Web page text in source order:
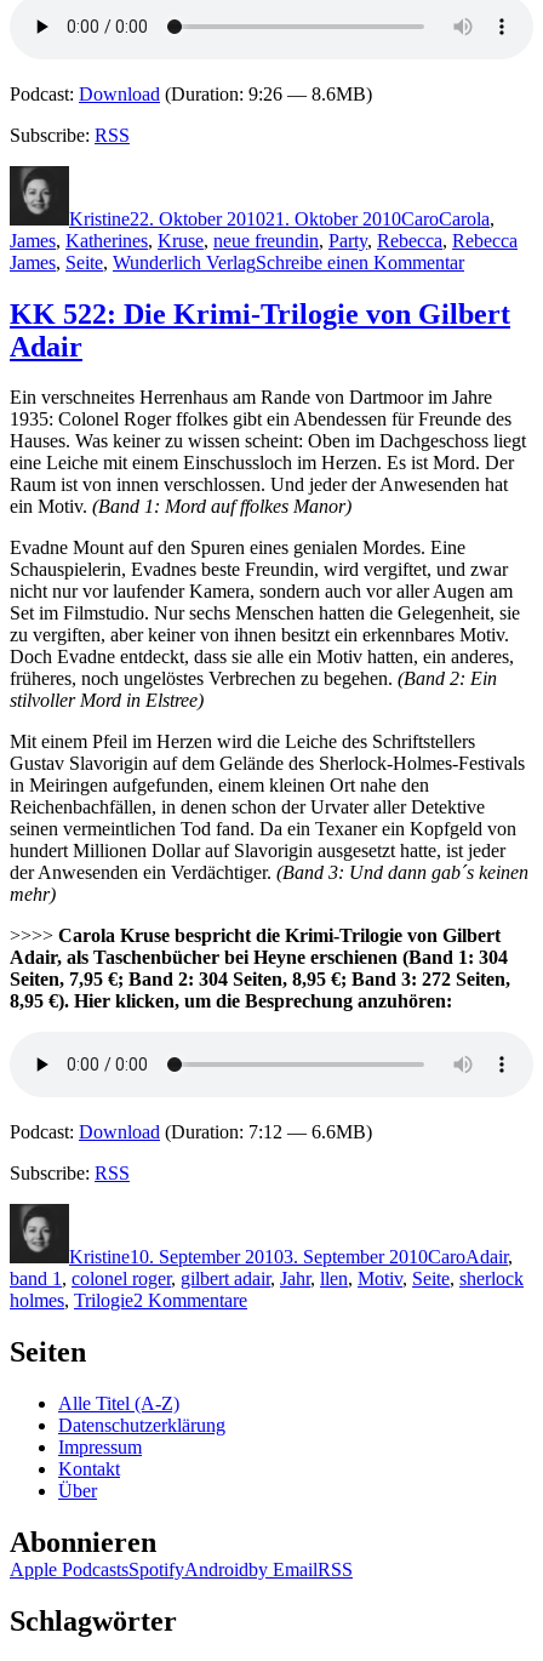
Podcast: Download (Duration: 9:26 — 8.6MB)
Subscribe: RSS
Kristine22. Oktober 201021. Oktober 2010CaroCarola,
James, Katherines, Kruse, neue freundin, Party, Rebecca, Rebecca
James, Seite, Wunderlich VerlagSchreibe einen Kommentarzu
556:
Rebecca
Die
Wahrheit
über
Alice
KK 522: Die Krimi-Trilogie von Gilbert
Adair
Ein verschneites Herrenhaus am Rande von Dartmoor im Jahre
1935: Colonel Roger ffolkes gibt ein Abendessen für Freunde des
Hauses. Was keiner zu wissen scheint: Oben im Dachgeschoss liegt
eine Leiche mit einem Einschussloch im Herzen. Es ist Mord. Der
Raum ist von innen verschlossen. Und jeder der Anwesenden hat
ein Motiv. (Band 1: Mord auf ffolkes Manor)
Evadne Mount auf den Spuren eines genialen Mordes. Eine
Schauspielerin, Evadnes beste Freundin, wird vergiftet, und zwar
nicht nur vor laufender Kamera, sondern auch vor aller Augen am
Set im Filmstudio. Nur sechs Menschen hatten die Gelegenheit, sie
zu vergiften, aber keiner von ihnen besitzt ein erkennbares Motiv.
Doch Evadne entdeckt, dass sie alle ein Motiv hatten, ein anderes,
früheres, noch ungelöstes Verbrechen zu begehen. (Band 2: Ein
stilvoller Mord in Elstree)
Mit einem Pfeil im Herzen wird die Leiche des Schriftstellers
Gustav Slavorigin auf dem Gelände des Sherlock-Holmes-Festivals
in Meiringen aufgefunden, einem kleinen Ort nahe den
Reichenbachfällen, in denen schon der Urvater aller Detektive
seinen vermeintlichen Tod fand. Da ein Texaner ein Kopfgeld von
hundert Millionen Dollar auf Slavorigin ausgesetzt hatte, ist jeder
der Anwesenden ein Verdächtiger. (Band 3: Und dann gab´s keinen
mehr)
>>>> Carola Kruse bespricht die Krimi-Trilogie von Gilbert
Adair, als Taschenbücher bei Heyne erschienen (Band 1: 304
Seiten, 7,95 €; Band 2: 304 Seiten, 8,95 €; Band 3: 272 Seiten,
8,95 €). Hier klicken, um die Besprechung anzuhören:
Podcast: Download (Duration: 7:12 — 6.6MB)
Subscribe: RSS
Kristine10. September 20103. September 2010CaroAdair,
band 1, colonel roger, gilbert adair, Jahr, llen, Motiv, Seite, sherlock
holmes, Trilogie2 Kommentarezu
Seiten
Alle Titel (A-Z)
Datenschutzerklärung
Impressum
Kontakt
Über
Abonnieren
Apple PodcastsSpotifyAndroidby EmailRSS
Schlagwörter